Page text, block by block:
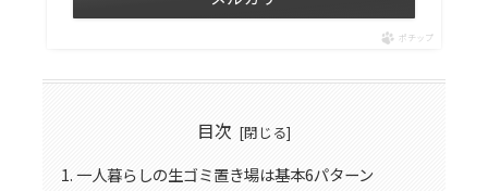
ポチップ
目次
一人暮らしの生ゴミ置き場は基本6パターン